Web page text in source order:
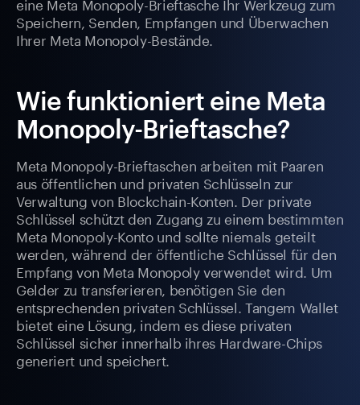
Speichern, Senden, Empfangen und Überwachen
Ihrer Meta Monopoly-Bestände.
Wie funktioniert eine Meta
Monopoly-Brieftasche?
Meta Monopoly-Brieftaschen arbeiten mit Paaren
aus öffentlichen und privaten Schlüsseln zur
Verwaltung von Blockchain-Konten. Der private
Schlüssel schützt den Zugang zu einem bestimmten
Meta Monopoly-Konto und sollte niemals geteilt
werden, während der öffentliche Schlüssel für den
Empfang von Meta Monopoly verwendet wird. Um
Gelder zu transferieren, benötigen Sie den
entsprechenden privaten Schlüssel. Tangem Wallet
bietet eine Lösung, indem es diese privaten
Schlüssel sicher innerhalb ihres Hardware-Chips
generiert und speichert.